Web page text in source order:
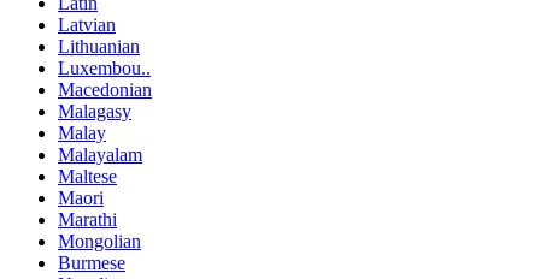
Latvian
Lithuanian
Luxembou..
Macedonian
Malagasy
Malay
Malayalam
Maltese
Maori
Marathi
Mongolian
Burmese